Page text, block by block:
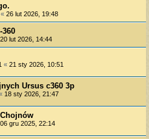
« 26 lut 2026, 19:48
20 lut 2026, 14:44
« 21 sty 2026, 10:51
Ursus c360 3p
18 sty 2026, 21:47
06 gru 2025, 22:14